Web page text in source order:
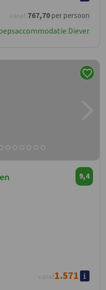
vanaf 767,70per persoon
Diever
9,4
vanaf1.571